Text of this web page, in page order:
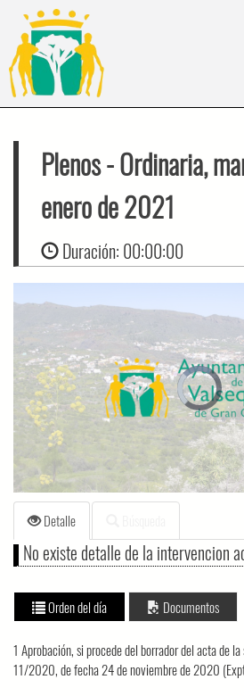
Plenos- Ordinaria,
enero de 2021
Duración: 00:00:00
Video
Player
is
loading.
Detalle
No existe detalle de la intervencion
Orden del día Documentos
1 Aprobación, si procede del borrador del acta de
11/2020, de fecha 24 de noviembre de 2020